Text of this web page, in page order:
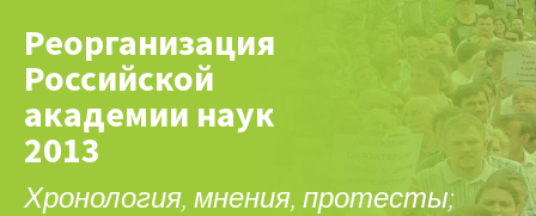
Реорганизация
Российской
академии наук
2013
Хронология, мнения, протесты;